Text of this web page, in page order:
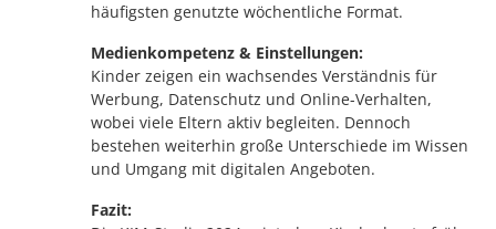
häufigsten genutzte wöchentliche Format.
Medienkompetenz & Einstellungen:
Kinder zeigen ein wachsendes Verständnis für
Werbung, Datenschutz und Online-Verhalten,
wobei viele Eltern aktiv begleiten. Dennoch
bestehen weiterhin große Unterschiede im Wissen
und Umgang mit digitalen Angeboten.
Fazit: